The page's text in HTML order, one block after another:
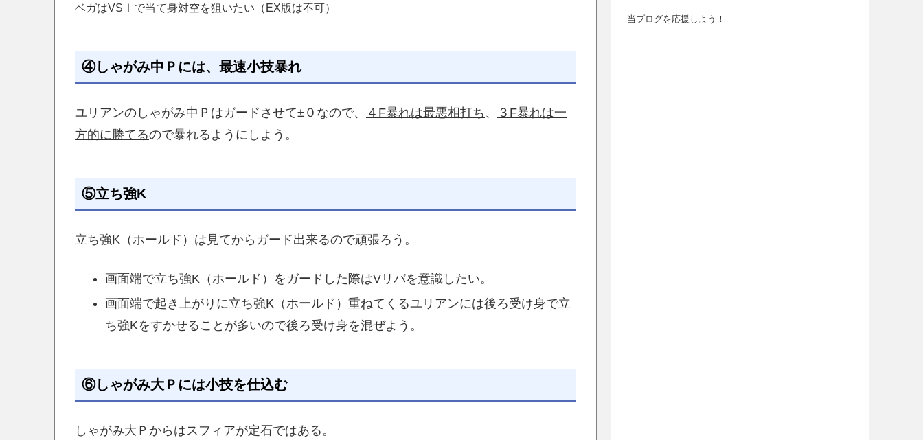
ベガはVSⅠで当て身対空を狙いたい（EX版は不可）
④しゃがみ中Ｐには、最速小技暴れ
ユリアンのしゃがみ中Ｐはガードさせて±０なので、 ４F暴れは最悪相打ち 、
３F暴れは一
方的に勝てるので暴れるようにしよう。
⑤立ち強K
立ち強K（ホールド）は見てからガード出来るので頑張ろう。
画面端で立ち強K（ホールド）をガードした際はVリバを意識したい。
画面端で起き上がりに立ち強K（ホールド）重ねてくるユリアンには後ろ受け身で立
ち強Kをすかせることが多いので後ろ受け身を混ぜよう。
⑥しゃがみ大Ｐには小技を仕込む
しゃがみ大Ｐからはスフィアが定石ではある。
当ブログを応援しよう！